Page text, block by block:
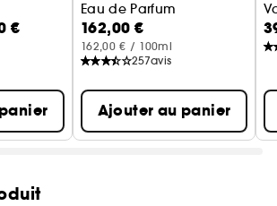
€
Eau de Parfum
162,00 €
162,00 € / 100ml
257avis
Ajouter au panier